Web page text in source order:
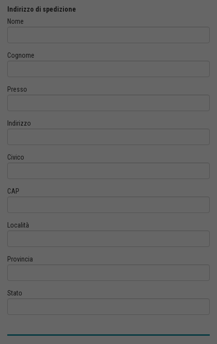
Indirizzo di spedizione
Nome
Cognome
Presso
Indirizzo
Civico
CAP
Località
Provincia
Stato